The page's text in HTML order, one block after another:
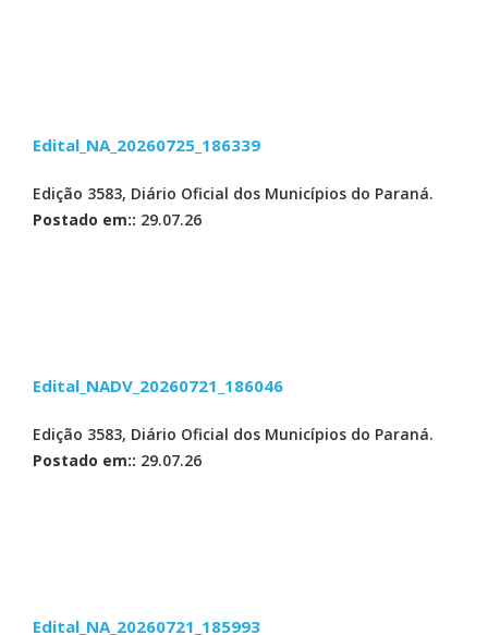
Edital_NA_20260725_186339
Edição 3583, Diário Oficial dos Municípios do Paraná.
Postado em:: 29.07.26
Edital_NADV_20260721_186046
Edição 3583, Diário Oficial dos Municípios do Paraná.
Postado em:: 29.07.26
Edital_NA_20260721_185993